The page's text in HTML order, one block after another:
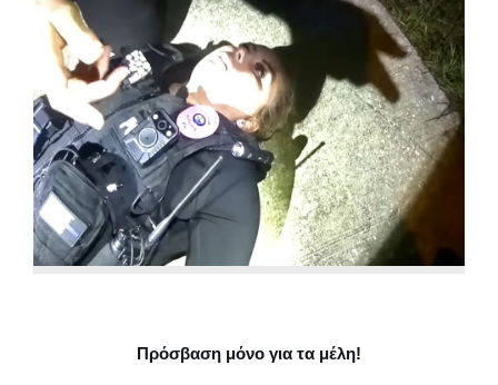
Πρόσβαση μόνο για τα μέλη!